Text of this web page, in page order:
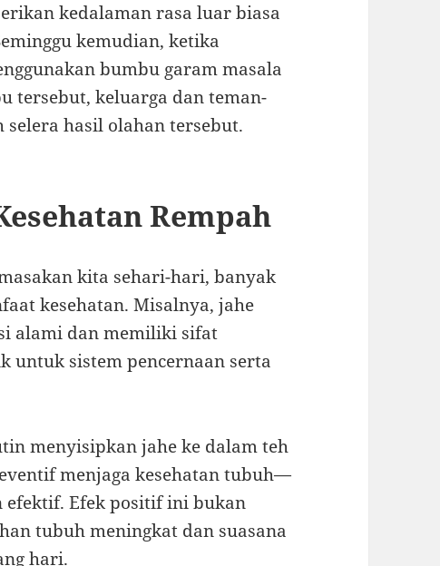
kedalaman rasa luar biasa
kemudian, ketika
bumbu garam masala
tersebut, keluarga dan teman-
selera hasil olahan tersebut.
Rempah
kita sehari-hari, banyak
kesehatan. Misalnya, jahe
alami dan memiliki sifat
untuk sistem pencernaan serta
menyisipkan jahe ke dalam teh
menjaga kesehatan tubuh—
efektif. Efek positif ini bukan
tubuh meningkat dan suasana
hari.